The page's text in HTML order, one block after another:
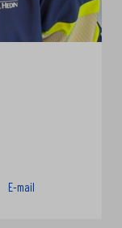
E-mail